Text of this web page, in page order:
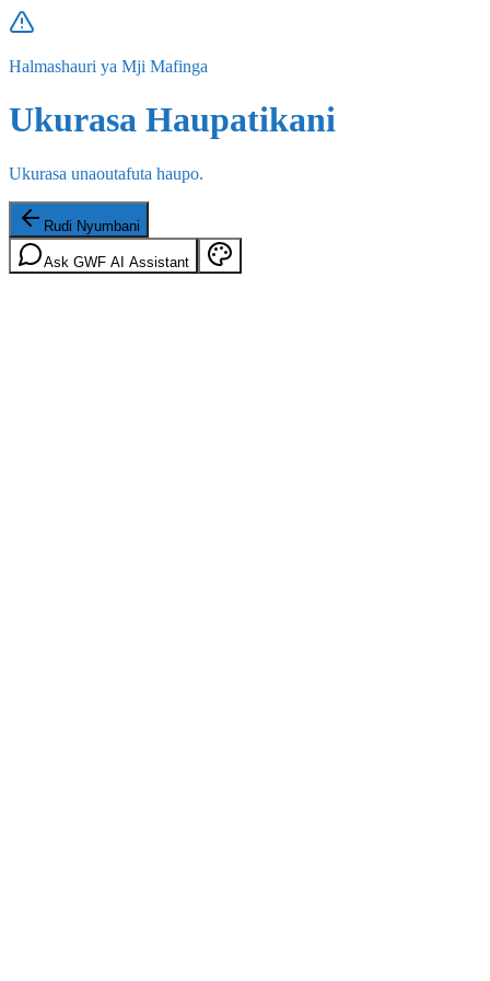
Halmashauri ya Mji Mafinga
Ukurasa Haupatikani
Ukurasa unaoutafuta haupo.
Rudi Nyumbani
Ask GWF AI Assistant